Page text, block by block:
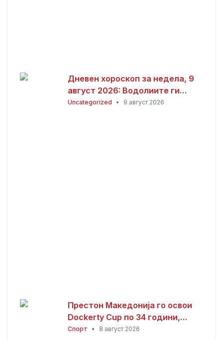
Дневен хороскоп за недела, 9
август 2026: Водолиите ги
очекува одличен ден, Јарците
Uncategorized • 9 август 2026
Престон Македонија го освои
Dockerty Cup по 34 години,
Тевере прогласен за најдобар
Спорт • 8 август 2026